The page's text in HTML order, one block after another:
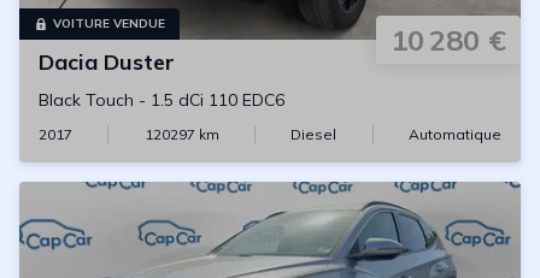
VOITURE VENDUE 10 280 €
Dacia Duster
Black Touch - 1.5 dCi 110 EDC6
2017 120297 km Diesel Automatique